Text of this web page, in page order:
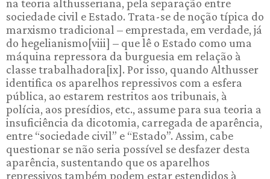
na teoria althusseriana, pela separação entre
sociedade civil e Estado. Trata-se de noção típica do
marxismo tradicional – emprestada, em verdade, já
do hegelianismo[viii] – que lê o Estado como uma
máquina repressora da burguesia em relação à
classe trabalhadora[ix]. Por isso, quando Althusser
identifica os aparelhos repressivos com a esfera
pública, ao estarem restritos aos tribunais, à
polícia, aos presídios, etc., assume para sua teoria a
insuficiência da dicotomia, carregada de aparência,
entre “sociedade civil” e “Estado”. Assim, cabe
questionar se não seria possível se desfazer desta
aparência, sustentando que os aparelhos
repressivos também podem estar estendidos à